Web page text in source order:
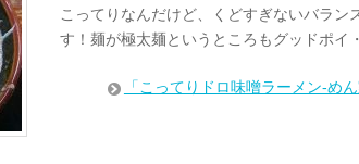
こってりなんだけど、くどすぎないバラン
す！麺が極太麺というところもグッドポイ
「こってりドロ味噌ラーメン-め